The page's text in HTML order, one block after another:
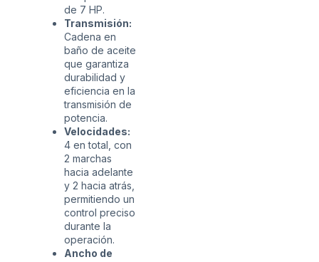
de 7 HP.
Transmisión:
Cadena en
baño de aceite
que garantiza
durabilidad y
eficiencia en la
transmisión de
potencia.
Velocidades:
4 en total, con
2 marchas
hacia adelante
y 2 hacia atrás,
permitiendo un
control preciso
durante la
operación.
Ancho de